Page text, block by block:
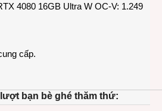
4080 16GB Ultra W OC-V: 1.249
cấp.
bạn bè ghé thăm thứ: